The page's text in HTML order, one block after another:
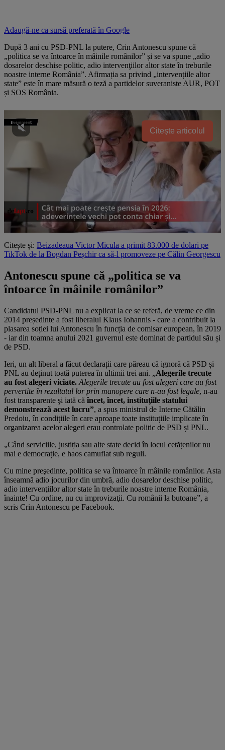
Adaugă-ne ca sursă preferată în Google
După 3 ani cu PSD-PNL la putere, Crin Antonescu spune că
„politica se va întoarce în mâinile românilor” și se va spune „adio
dosarelor deschise politic, adio intervenţiilor altor state în treburile
noastre interne România”. Afirmația sa privind „intervențiile altor
state” este în mare măsură o teză a partidelor suveraniste AUR, POT
și SOS România.
Citește articolul
Citește și: Beizadeaua Victor Micula a primit 83.000 de dolari pe
TikTok de la Bogdan Peșchir ca să-l promoveze pe Călin Georgescu
Antonescu spune că „politica se va
întoarce în mâinile românilor”
Candidatul PSD-PNL nu a explicat la ce se referă, de vreme ce din
2014 președinte a fost liberalul Klaus Iohannis - care a contribuit la
plasarea soției lui Antonescu în funcția de comisar european, în 2019
- iar din toamna anului 2021 guvernul este dominat de partidul său și
de PSD.
Ieri, un alt liberal a făcut declarații care păreau că ignoră că PSD și
PNL au deținut toată puterea în ultimii trei ani. „Alegerile trecute
au fost alegeri viciate. Alegerile trecute au fost alegeri care au fost
pervertite în rezultatul lor prin manopere care n-au fost legale, n-au
fost transparente şi iată că încet, încet, instituţiile statului
demonstrează acest lucru”, a spus ministrul de Interne Cătălin
Predoiu, în condițiile în care aproape toate instituțiile implicate în
organizarea acelor alegeri erau controlate politic de PSD și PNL.
„Când serviciile, justiția sau alte state decid în locul cetățenilor nu
mai e democrație, e haos camuflat sub reguli.
Cu mine preşedinte, politica se va întoarce în mâinile românilor. Asta
înseamnă adio jocurilor din umbră, adio dosarelor deschise politic,
adio intervenţiilor altor state în treburile noastre interne România,
înainte! Cu ordine, nu cu improvizaţii. Cu românii la butoane”, a
scris Crin Antonescu pe Facebook.